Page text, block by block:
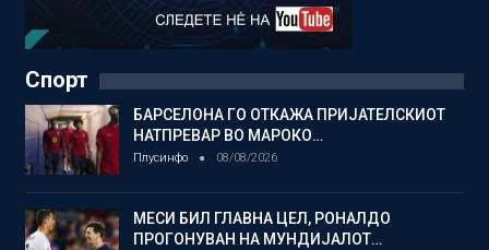
Спорт
БАРСЕЛОНА ГО ОТКАЖА ПРИЈАТЕЛСКИОТ
НАТПРЕВАР ВО МАРОКО…
Плусинфо 08/08/2026
МЕСИ БИЛ ГЛАВНА ЦЕЛ, РОНАЛДО
ПРОГОНУВАН НА МУНДИЈАЛОТ…